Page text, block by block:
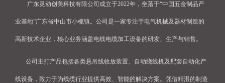
广东灵动创美科技有限公司成立于2022年，坐落于“中国五金制品产
业基地”广东省中山市小榄镇。公司是一家专注于电气机械及器材制造的
高新技术企业，核心业务涵盖电线电缆加工设备的研发、生产与销售。
公司主打产品包括各类悬吊线收放装置、自动绕线机及配套自动化产
线设备，致力于为线缆行业提供高效、智能的解决方案。凭借精湛的制造